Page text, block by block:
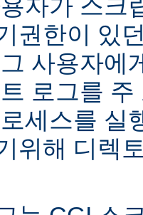
자가 스크
권한이 있
사용자에
로그를
세스를 실
위해 디렉